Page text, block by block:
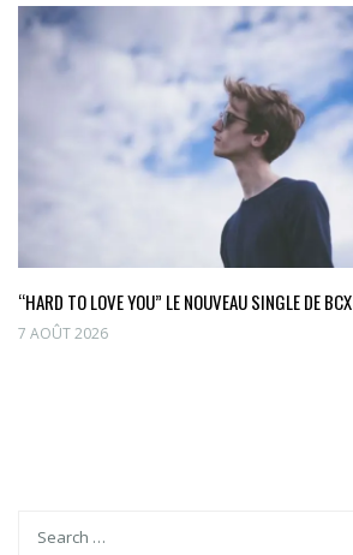
“HARD TO LOVE YOU” LE NOUVEAU SINGLE DE BCX
7 AOÛT 2026